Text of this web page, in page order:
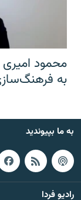
محمود امیری
به
به ما بپیوندید
رادیو فردا